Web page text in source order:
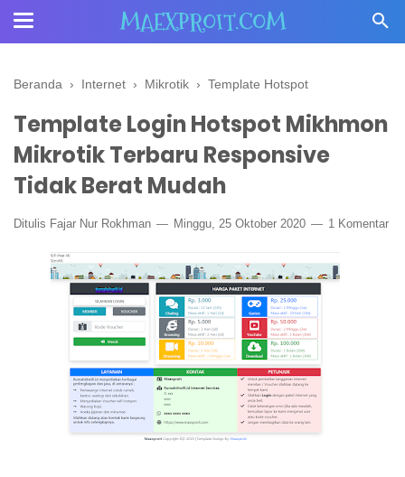
MAEXPROIT.COM
Beranda › Internet › Mikrotik › Template Hotspot
Template Login Hotspot Mikhmon
Mikrotik Terbaru Responsive
Tidak Berat Mudah
Ditulis Fajar Nur Rokhman Minggu, 25 Oktober 2020 1 Komentar